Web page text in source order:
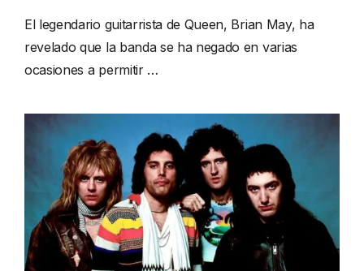
El legendario guitarrista de Queen, Brian May, ha
revelado que la banda se ha negado en varias
ocasiones a permitir …